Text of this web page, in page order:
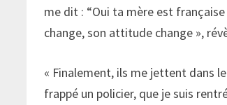
me dit : “Oui ta mère est française
change, son attitude change »,
« Finalement, ils me jettent dans
frappé un policier, que je suis